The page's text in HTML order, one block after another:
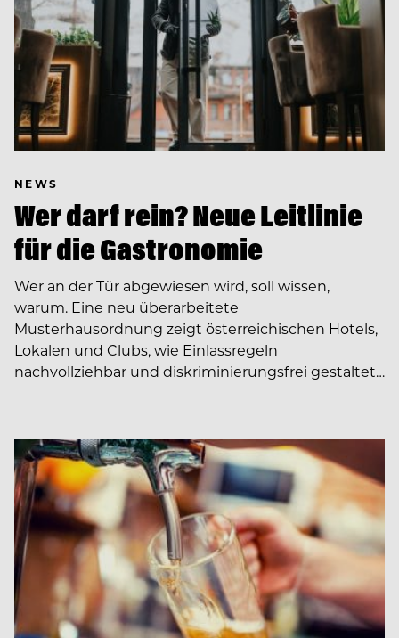
NEWS
Wer darf rein? Neue Leitlinie
für die Gastronomie
Wer an der Tür abgewiesen wird, soll wissen,
warum. Eine neu überarbeitete
Musterhausordnung zeigt österreichischen Hotels,
Lokalen und Clubs, wie Einlassregeln
nachvollziehbar und diskriminierungsfrei gestaltet…